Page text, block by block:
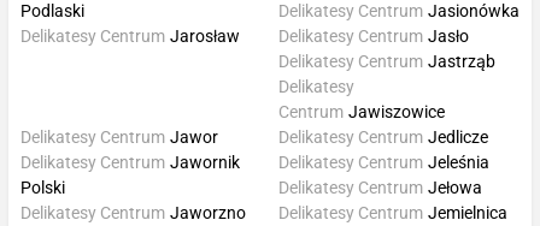
Podlaski
Delikatesy Centrum Jarosław
Delikatesy Centrum Jasionówka
Delikatesy Centrum Jasło
Delikatesy Centrum Jastrząb
Delikatesy
Centrum Jawiszowice
Delikatesy Centrum Jawor
Delikatesy Centrum Jawornik
Polski
Delikatesy Centrum Jaworzno
Delikatesy Centrum Jedlicze
Delikatesy Centrum Jeleśnia
Delikatesy Centrum Jełowa
Delikatesy Centrum Jemielnica